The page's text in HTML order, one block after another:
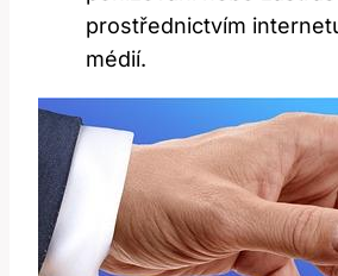
‌prostřednictvím
médií.